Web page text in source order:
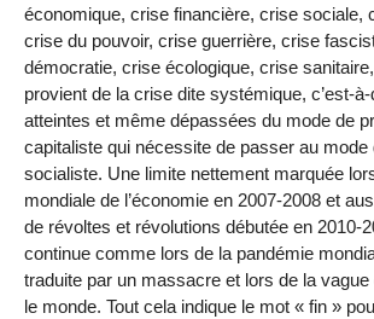
économique, crise financière, crise sociale,
crise du pouvoir, crise guerrière, crise
démocratie, crise écologique, crise
provient de la crise dite systémique, c’est-
atteintes et même dépassées du mode de
capitaliste qui nécessite de passer au mode
socialiste. Une limite nettement marquée
mondiale de l’économie en 2007-2008 et
de révoltes et révolutions débutée en 2010-
continue comme lors de la pandémie
traduite par un massacre et lors de la
le monde. Tout cela indique le mot « fin »